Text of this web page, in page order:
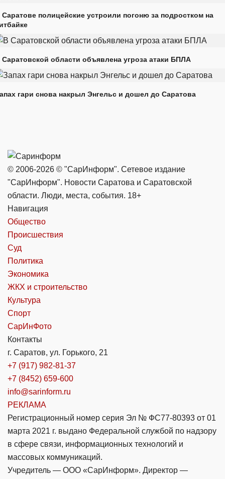
Саратове полицейские устроили погоню за подростком на
Саратовской области объявлена угроза атаки БПЛА
гари снова накрыл Энгельс и дошел до Саратова
© 2006-2026 © "СарИнформ". Сетевое издание
"СарИнформ". Новости Саратова и Саратовской
области. Люди, места, события. 18+
Навигация
Общество
Происшествия
Суд
Политика
Экономика
ЖКХ и строительство
Культура
Спорт
СарИнФото
Контакты
г. Саратов, ул. Горького, 21
+7 (917) 982-81-37
+7 (8452) 659-600
info@sarinform.ru
РЕКЛАМА
Регистрационный номер серия Эл № ФС77-80393 от 01
марта 2021 г. выдано Федеральной службой по надзору
в сфере связи, информационных технологий и
массовых коммуникаций.
Учредитель — ООО «СарИнформ». Директор —